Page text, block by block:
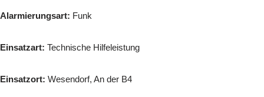
Alarmierungsart: Funk
Einsatzart: Technische Hilfeleistung
Einsatzort: Wesendorf, An der B4